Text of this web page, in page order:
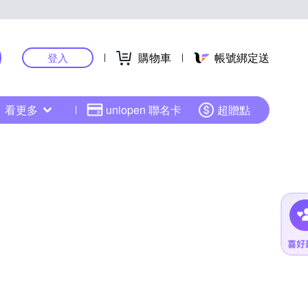
登入 購物車 帳號綁定送
看更多 uniopen 聯名卡 超贈點